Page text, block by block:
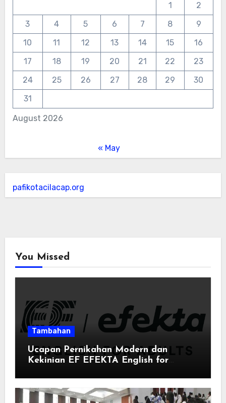
August 2026
1
2
3
4 5 6 7 8
9
10
11 12 13 14 15
16
17
18 19 20 21 22
23
24
25 26 27 28 29
30
31
« May
pafikotacilacap.org
You Missed
Tambahan
Ucapan Pernikahan Modern dan
Kekinian EF EFEKTA English for
Momen Spesial Semakin Berarti